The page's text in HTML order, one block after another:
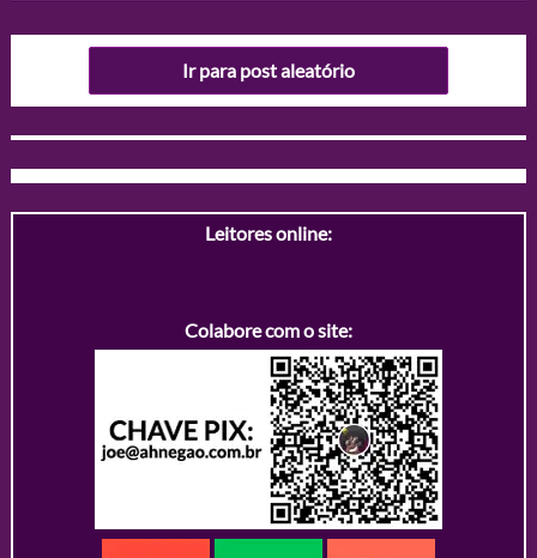
Ir para post aleatório
Leitores online:
Colabore com o site: